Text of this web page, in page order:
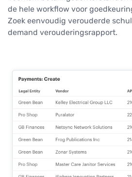
de hele workflow voor
Zoek eenvoudig verouderde
demand verouderingsrapport.